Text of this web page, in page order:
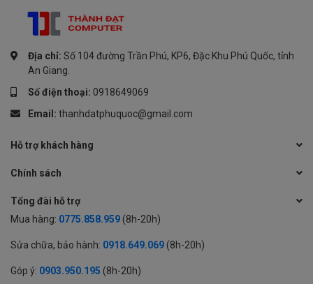
Địa chỉ: Số 104 đường Trần Phú, KP6, Đặc Khu Phú Quốc, tỉnh
An Giang.
Số điện thoại: 0918649069
Email: thanhdatphuquoc@gmail.com
Hỗ trợ khách hàng
Chính sách
Tổng đài hỗ trợ
Mua hàng: 0775.858.959 (8h-20h)
Sửa chữa, bảo hành: 0918.649.069 (8h-20h)
Góp ý: 0903.950.195 (8h-20h)